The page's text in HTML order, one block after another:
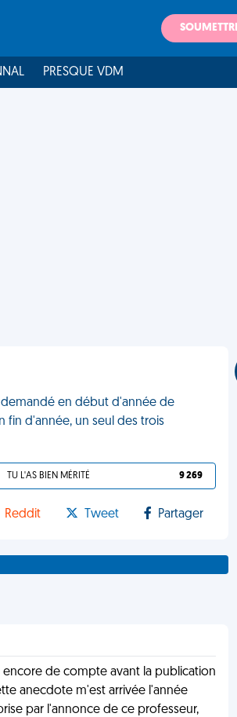
PRESQUE VDM
en début d'année de
fin d'année, un seul des trois
TU L'AS BIEN MÉRITÉ 9 269
Reddit Tweet Partager
encore de compte avant la publication
anecdote m'est arrivée l'année
par l'annonce de ce professeur,